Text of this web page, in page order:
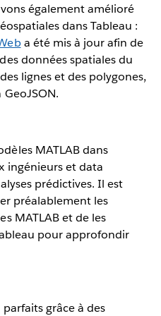
également amélioré
dans Tableau :
a été mis à jour afin de
données spatiales du
lignes et des polygones,
MATLAB dans
ingénieurs et data
prédictives. Il est
préalablement les
MATLAB et de les
pour approfondir
grâce à des